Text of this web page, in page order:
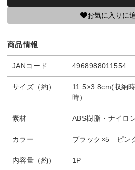
お気に入りに
商品情報
JANコード 4968988011554
サイズ（約）
11.5×3.8cm(収納
時）
素材 ABS樹脂・ナイロ
カラー ブラック×5 ピン
内容量（約） 1P